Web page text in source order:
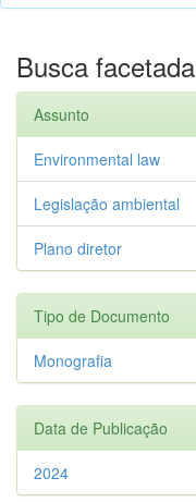
Busca facetada
Assunto
Environmental law
Legislação ambiental
Plano diretor
Tipo de Documento
Monografia
Data de Publicação
2024